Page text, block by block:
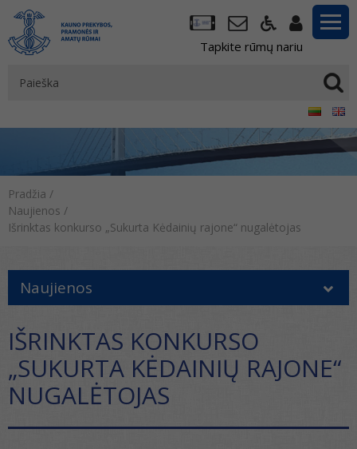
Tapkite rūmų nariu
Pradžia /
Naujienos /
Išrinktas konkurso „Sukurta Kėdainių rajone“ nugalėtojas
Naujienos
IŠRINKTAS KONKURSO
„SUKURTA KĖDAINIŲ RAJONE“
NUGALĖTOJAS